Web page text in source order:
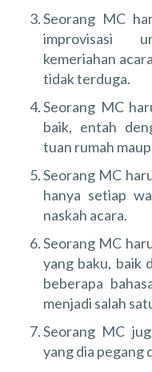
Seorang MC
improvisasi
kemeriahan
tidak terduga.
Seorang MC
baik, entah
tuan rumah
Seorang MC
hanya setiap
naskah acara.
Seorang MC
yang baku, baik
beberapa
menjadi salah
Seorang MC
yang dia pegang